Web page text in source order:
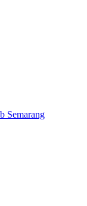
Semarang